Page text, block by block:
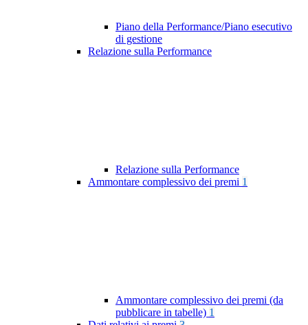
Piano della Performance/Piano esecutivo
di gestione
Relazione sulla Performance
Relazione sulla Performance
Ammontare complessivo dei premi 1
Ammontare complessivo dei premi (da
pubblicare in tabelle) 1